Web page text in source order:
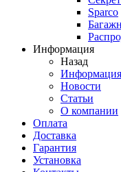
Sparco
Информация
Назад
Информация
Новости
Статьи
О компании
Оплата
Доставка
Гарантия
Установка